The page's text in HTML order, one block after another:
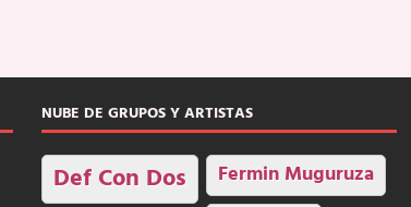
NUBE DE GRUPOS Y ARTISTAS
Def Con Dos Fermin Muguruza